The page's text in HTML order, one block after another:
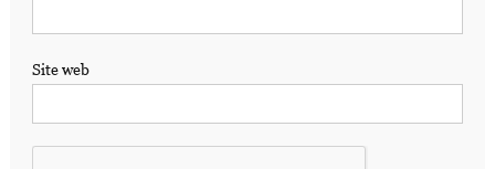
Site web